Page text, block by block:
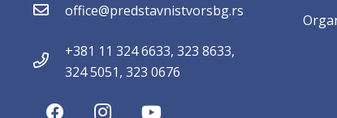
office@predstavnistvorsbg.rs
+381 11 324 6633, 323 8633,
324 5051, 323 0676